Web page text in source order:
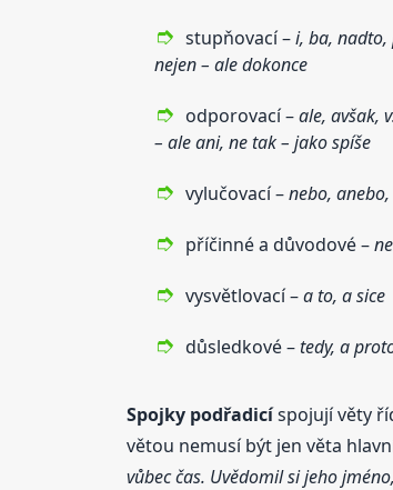
stupňovací –i, ba, nadto,
nejen – ale dokonce
odporovací –ale, avšak,
– ale ani, ne tak – jako spíše
vylučovací –nebo, anebo,
příčinné a důvodové –
vysvětlovací –a to, a sice
důsledkové –tedy, a
Spojkypodřadicíspojují věty
větou nemusí být jen věta
vůbec čas. Uvědomil si jeho